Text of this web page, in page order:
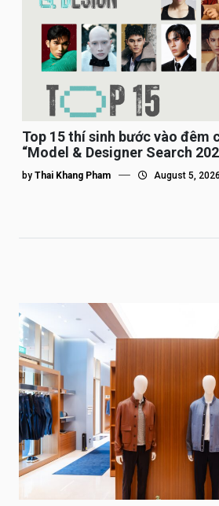
Top 15 thí sinh bước vào đêm
“Model & Designer Search
by Thai Khang Pham August 5, 2026